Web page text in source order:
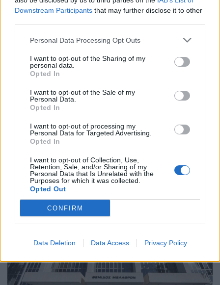
Downstream Participants that may further disclose it to other
Personal Data Processing Opt Outs
I want to opt-out of the Sharing of my
personal data.
Opted In
I want to opt-out of the Sale of my
Personal Data.
Opted In
I want to opt-out of processing my
Personal Data for Targeted Advertising.
Opted In
I want to opt-out of Collection, Use,
Retention, Sale, and/or Sharing of my
Personal Data that Is Unrelated with the
Purposes for which it was collected.
Opted Out
CONFIRM
Data Deletion Data Access Privacy Policy
να προκύπτει η αιτία της κατάθεσης στους
λογαριασμούς τους.
Ο κ. Βουρλιώτης στο πόρισμα του ζητεί να
ελεγχθούν τα 12 πρόσωπα για συνέργεια σε
ξέπλυμα βρώμικου χρήματος.
Facebook Share on X Bluesky
Tags:
Σχετικά Άρθρα